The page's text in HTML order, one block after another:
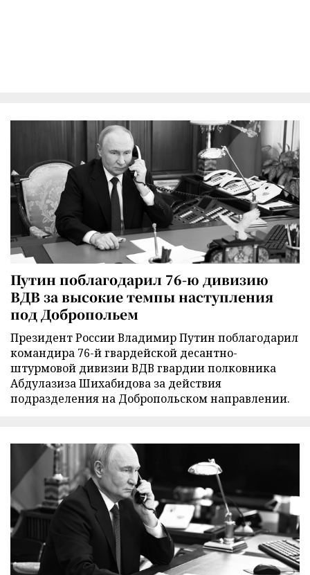
Путин поблагодарил 76-ю дивизию
ВДВ за высокие темпы наступления
под Добропольем
Президент России Владимир Путин поблагодарил
командира 76-й гвардейской десантно-
штурмовой дивизии ВДВ гвардии полковника
Абдулазиза Шихабидова за действия
подразделения на Добропольском направлении.